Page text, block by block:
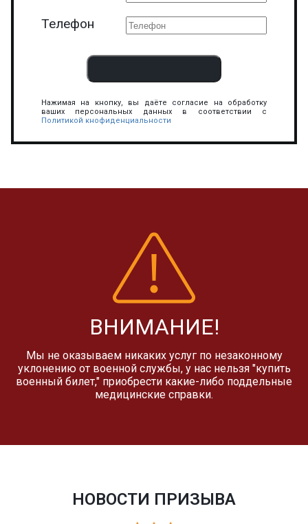
Телефон
Нажимая на кнопку, вы даёте согласие на обработку
ваших персональных данных в соответствии с
Политикой кнофиденциальности
ВНИМАНИЕ!
Мы не оказываем никаких услуг по незаконному
уклонению от военной службы, у нас нельзя "купить
военный билет," приобрести какие-либо поддельные
медицинские справки.
НОВОСТИ ПРИЗЫВА